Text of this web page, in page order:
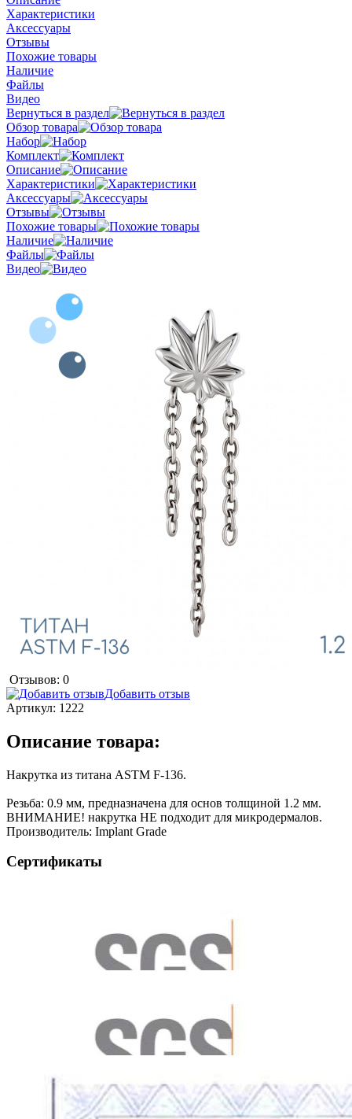
Характеристики
Аксессуары
Отзывы
Похожие товары
Наличие
Файлы
Видео
Вернуться в раздел
Обзор товара
Набор
Комплект
Описание
Характеристики
Аксессуары
Отзывы
Похожие товары
Наличие
Файлы
Видео
Отзывов: 0
Добавить отзыв
Артикул: 1222
Описание товара:
Накрутка из титана ASTM F-136.
Резьба: 0.9 мм, предназначена для основ толщиной 1.2 мм.
ВНИМАНИЕ! накрутка НЕ подходит для микродермалов.
Производитель: Implant Grade
Сертификаты